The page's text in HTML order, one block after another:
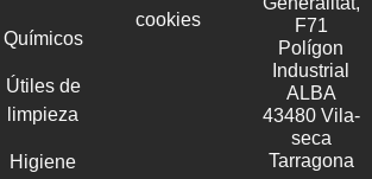
Químicos
Útiles de
limpieza
Higiene
cookies
F71
Polígon
Industrial
ALBA
43480 Vila-
seca
Tarragona